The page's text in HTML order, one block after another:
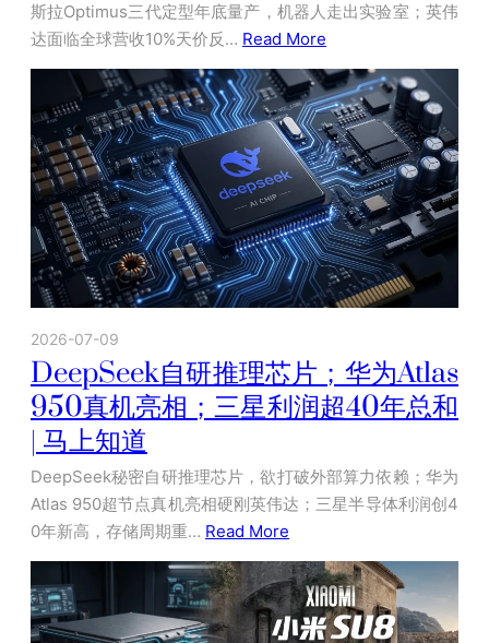
斯拉Optimus三代定型年底量产，机器人走出实验室；英伟
达面临全球营收10%天价反… Read More
2026-07-09
DeepSeek自研推理芯片；华为Atlas
950真机亮相；三星利润超40年总和
| 马上知道
DeepSeek秘密自研推理芯片，欲打破外部算力依赖；华为
Atlas 950超节点真机亮相硬刚英伟达；三星半导体利润创4
0年新高，存储周期重… Read More